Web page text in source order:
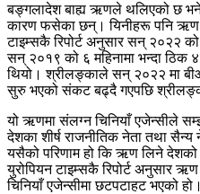
बङ्गलादेश बाह्य ऋणले थलिएको छ
कारण फसेका छन्। यिनीहरू पनि ऋण
टाइम्सकै रिपोर्ट अनुसार सन् २०२२
सन् २०१९ को ६ महिनामा भन्दा ठिक
थियो। श्रीलङ्काले सन् २०२२ मा
सुरु भएको संकट बढ्दै गएपछि
यो ऋणमा संलग्न चिनियाँ एजेन्सीले
देशका शीर्ष राजनीतिक नेता तथा
यसैको परिणाम हो कि ऋण लिने देशको
युरोपियन टाइम्सकै रिपोर्ट अनुसार
चिनियाँ एजेन्सीमा छटपटाहट भएको हो।